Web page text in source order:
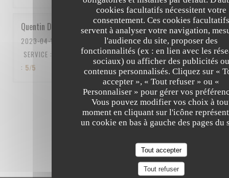
cookies facultatifs nécessitent votre
consentement. Ces cookies facultatifs
servent à analyser votre navigation,
l'audience du site, proposer des
fonctionnalités (ex : en lien avec les
sociaux) ou afficher des publicités ou
contenus personnalisés. Cliquez sur «
accepter », « Tout refuser » ou «
Personnaliser » pour gérer vos
Vous pouvez modifier vos choix à
moment en cliquant sur l'icône
un cookie en bas à gauche des pages du
Tout accepter
Tout refuser
Quentin D
2023-04-15
- 12:15 - COUVERTS 5
SERVICE : AMBIANCE: 5/5 CUISINE: 5 /5 QUALITÉ / PRIX
: 5/5
2 3